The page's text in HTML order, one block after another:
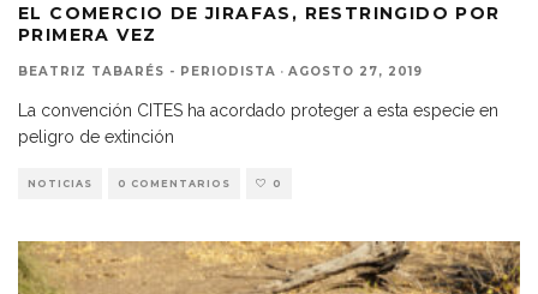
EL COMERCIO DE JIRAFAS, RESTRINGIDO POR
PRIMERA VEZ
BEATRIZ TABARÉS - PERIODISTA · AGOSTO 27, 2019
La convención CITES ha acordado proteger a esta especie en
peligro de extinción
NOTICIAS 0 COMENTARIOS 0